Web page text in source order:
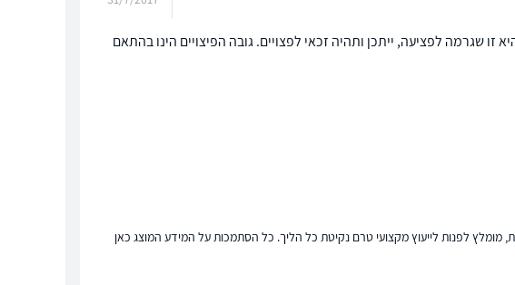
שגרמה לפציעה, ייתכן ותהיה זכאי לפצויים. גובה הפיצויים הינו בהתאם
מומלץ לפנות לייעוץ מקצועי טרם נקיטת כל הליך. כל הסתמכות על המידע המוצג כאן